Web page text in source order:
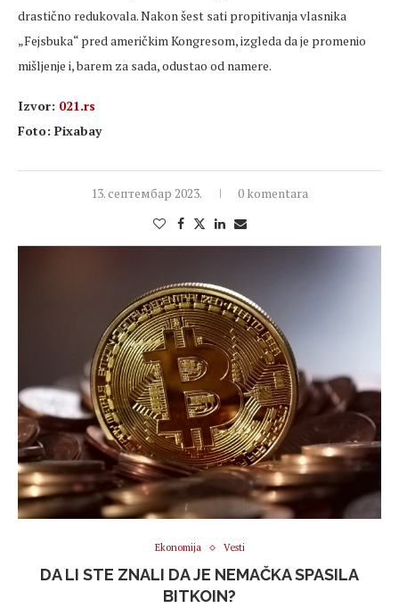
drastično redukovala. Nakon šest sati propitivanja vlasnika
„Fejsbuka“ pred američkim Kongresom, izgleda da je promenio
mišljenje i, barem za sada, odustao od namere.
Izvor: 021.rs
Foto: Pixabay
13. септембар 2023. 0 komentara
Ekonomija Vesti
DA LI STE ZNALI DA JE NEMAČKA SPASILA
BITKOIN?